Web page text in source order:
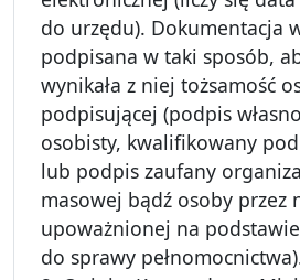
do urzędu). Dokumentacja
podpisana w taki sposób,
wynikała z niej tożsamość
podpisującej (podpis
osobisty, kwalifikowany
lub podpis zaufany
masowej bądź osoby przez
upoważnionej na
do sprawy